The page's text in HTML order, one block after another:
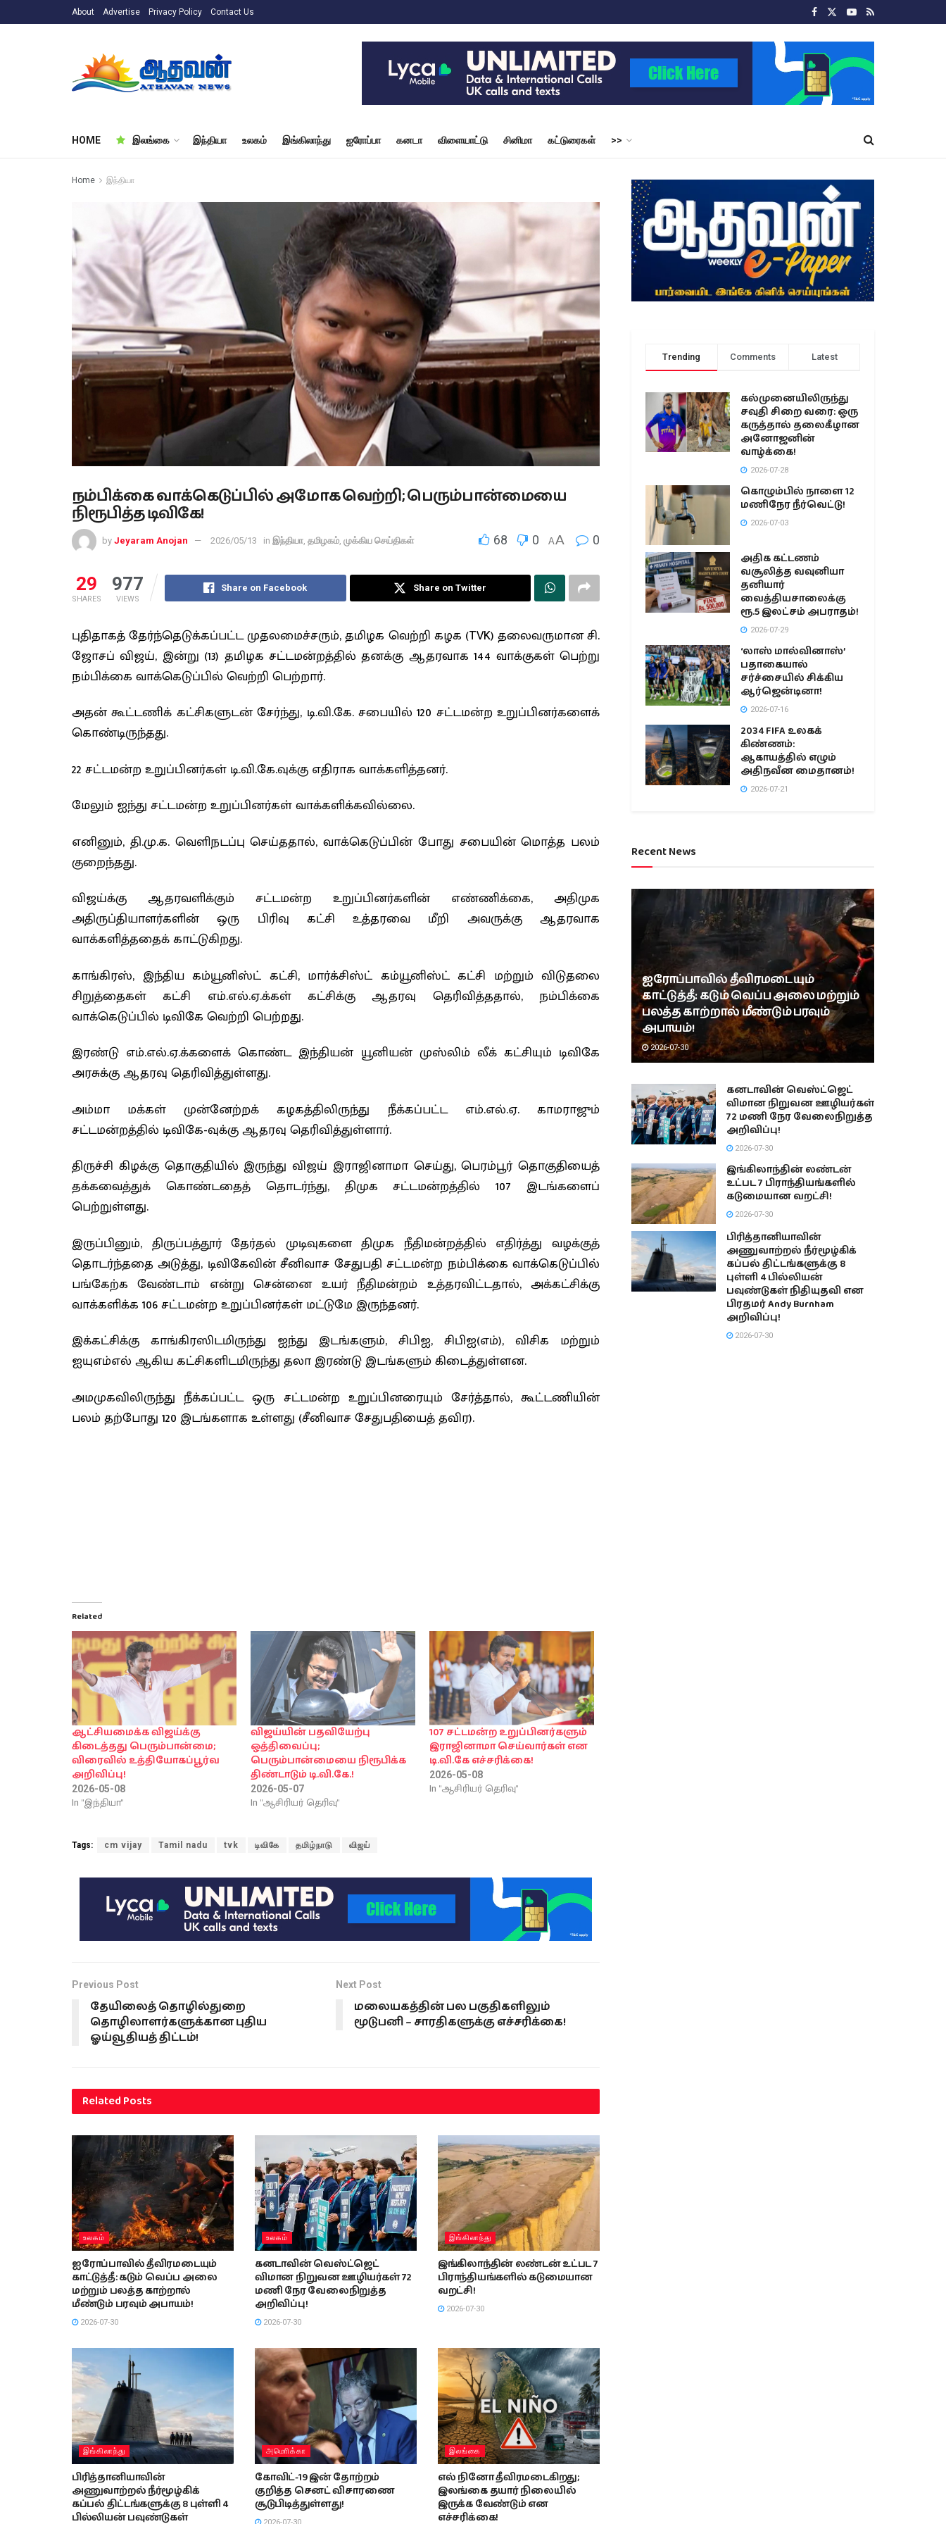
About Advertise Privacy Policy Contact Us
HOME இலங்கை இந்தியா உலகம் இங்கிலாந்து ஐரோப்பா கனடா விளையாட்டு சினிமா கட்டுரைகள் >>
Home இந்தியா
நம்பிக்கை வாக்கெடுப்பில் அமோக வெற்றி; பெரும்பான்மையை
நிரூபித்த டிவிகே!
by Jeyaram Anojan 2026/05/13 in இந்தியா தமிழகம் முக்கிய செய்திகள் 68 0 AA 0
29
SHARES
977
VIEWS
Share on Facebook Share on Twitter
புதிதாகத் தேர்ந்தெடுக்கப்பட்ட முதலமைச்சரும், தமிழக வெற்றி கழக (TVK) தலைவருமான சி.
ஜோசப் விஜய், இன்று (13) தமிழக சட்டமன்றத்தில் தனக்கு ஆதரவாக 144 வாக்குகள் பெற்று
நம்பிக்கை வாக்கெடுப்பில் வெற்றி பெற்றார்.
அதன் கூட்டணிக் கட்சிகளுடன் சேர்ந்து, டி.வி.கே. சபையில் 120 சட்டமன்ற உறுப்பினர்களைக்
கொண்டிருந்தது.
22 சட்டமன்ற உறுப்பினர்கள் டி.வி.கே.வுக்கு எதிராக வாக்களித்தனர்.
மேலும் ஐந்து சட்டமன்ற உறுப்பினர்கள் வாக்களிக்கவில்லை.
எனினும், தி.மு.க. வெளிநடப்பு செய்ததால், வாக்கெடுப்பின் போது சபையின் மொத்த பலம்
குறைந்தது.
விஜய்க்கு ஆதரவளிக்கும் சட்டமன்ற உறுப்பினர்களின் எண்ணிக்கை, அதிமுக
அதிருப்தியாளர்களின் ஒரு பிரிவு கட்சி உத்தரவை மீறி அவருக்கு ஆதரவாக
வாக்களித்ததைக் காட்டுகிறது.
காங்கிரஸ், இந்திய கம்யூனிஸ்ட் கட்சி, மார்க்சிஸ்ட் கம்யூனிஸ்ட் கட்சி மற்றும் விடுதலை
சிறுத்தைகள் கட்சி எம்.எல்.ஏ.க்கள் கட்சிக்கு ஆதரவு தெரிவித்ததால், நம்பிக்கை
வாக்கெடுப்பில் டிவிகே வெற்றி பெற்றது.
இரண்டு எம்.எல்.ஏ.க்களைக் கொண்ட இந்தியன் யூனியன் முஸ்லிம் லீக் கட்சியும் டிவிகே
அரசுக்கு ஆதரவு தெரிவித்துள்ளது.
அம்மா மக்கள் முன்னேற்றக் கழகத்திலிருந்து நீக்கப்பட்ட எம்.எல்.ஏ. காமராஜும்
சட்டமன்றத்தில் டிவிகே-வுக்கு ஆதரவு தெரிவித்துள்ளார்.
திருச்சி கிழக்கு தொகுதியில் இருந்து விஜய் இராஜினாமா செய்து, பெரம்பூர் தொகுதியைத்
தக்கவைத்துக் கொண்டதைத் தொடர்ந்து, திமுக சட்டமன்றத்தில் 107 இடங்களைப்
பெற்றுள்ளது.
இருப்பினும், திருப்பத்தூர் தேர்தல் முடிவுகளை திமுக நீதிமன்றத்தில் எதிர்த்து வழக்குத்
தொடர்ந்ததை அடுத்து, டிவிகேவின் சீனிவாச சேதுபதி சட்டமன்ற நம்பிக்கை வாக்கெடுப்பில்
பங்கேற்க வேண்டாம் என்று சென்னை உயர் நீதிமன்றம் உத்தரவிட்டதால், அக்கட்சிக்கு
வாக்களிக்க 106 சட்டமன்ற உறுப்பினர்கள் மட்டுமே இருந்தனர்.
இக்கட்சிக்கு காங்கிரஸிடமிருந்து ஐந்து இடங்களும், சிபிஐ, சிபிஐ(எம்), விசிக மற்றும்
ஐயுஎம்எல் ஆகிய கட்சிகளிடமிருந்து தலா இரண்டு இடங்களும் கிடைத்துள்ளன.
அமமுகவிலிருந்து நீக்கப்பட்ட ஒரு சட்டமன்ற உறுப்பினரையும் சேர்த்தால், கூட்டணியின்
பலம் தற்போது 120 இடங்களாக உள்ளது (சீனிவாச சேதுபதியைத் தவிர).
Related
ஆட்சியமைக்க விஜய்க்கு
கிடைத்தது பெரும்பான்மை;
விரைவில் உத்தியோகப்பூர்வ
அறிவிப்பு!
2026-05-08
In "இந்தியா"
விஜய்யின் பதவியேற்பு
ஒத்திவைப்பு;
பெரும்பான்மையை நிரூபிக்க
திண்டாடும் டி.வி.கே.!
2026-05-07
In "ஆசிரியர் தெரிவு"
107 சட்டமன்ற உறுப்பினர்களும்
இராஜினாமா செய்வார்கள் என
டி.வி.கே எச்சரிக்கை!
2026-05-08
In "ஆசிரியர் தெரிவு"
Tags: cm vijay Tamil nadu tvk டிவிகே தமிழ்நாடு விஜய்
Previous Post
தேயிலைத் தொழில்துறை
தொழிலாளர்களுக்கான புதிய
ஓய்வூதியத் திட்டம்!
Next Post
மலையகத்தின் பல பகுதிகளிலும்
மூடுபனி – சாரதிகளுக்கு எச்சரிக்கை!
RelatedPosts
உலகம்
ஐரோப்பாவில் தீவிரமடையும்
காட்டுத்தீ: கடும் வெப்ப அலை
மற்றும் பலத்த காற்றால்
மீண்டும் பரவும் அபாயம்!
2026-07-30
உலகம்
கனடாவின் வெஸ்ட்ஜெட்
விமான நிறுவன ஊழியர்கள் 72
மணி நேர வேலைநிறுத்த
அறிவிப்பு!
2026-07-30
இங்கிலாந்து
இங்கிலாந்தின் லண்டன் உட்பட 7
பிராந்தியங்களில் கடுமையான
வறட்சி!
2026-07-30
இங்கிலாந்து
பிரித்தானியாவின்
அணுவாற்றல் நீர்மூழ்கிக்
கப்பல் திட்டங்களுக்கு 8 புள்ளி 4
பில்லியன் பவுண்டுகள்
அமொிக்கா
கோவிட்-19 இன் தோற்றம்
குறித்த செனட் விசாரணை
சூடுபிடித்துள்ளது!
2026-07-30
இலங்கை
எல் நினோ தீவிரமடைகிறது;
இலங்கை தயார் நிலையில்
இருக்க வேண்டும் என
எச்சரிக்கை!
Trending Comments Latest
கல்முனையிலிருந்து
சவுதி சிறை வரை: ஒரு
கருத்தால் தலைகீழான
அனோஜனின்
வாழ்க்கை!
2026-07-28
கொழும்பில் நாளை 12
மணிநேர நீர்வெட்டு!
2026-07-03
அதிக கட்டணம்
வசூலித்த வவுனியா
தனியார்
வைத்தியசாலைக்கு
ரூ.5 இலட்சம் அபராதம்!
2026-07-29
‘லாஸ் மால்வினாஸ்’
பதாகையால்
சர்ச்சையில் சிக்கிய
ஆர்ஜென்டினா!
2026-07-16
2034 FIFA உலகக்
கிண்ணம்:
ஆகாயத்தில் எழும்
அதிநவீன மைதானம்!
2026-07-21
Recent News
ஐரோப்பாவில் தீவிரமடையும்
காட்டுத்தீ: கடும் வெப்ப அலை மற்றும்
பலத்த காற்றால் மீண்டும் பரவும்
அபாயம்!
2026-07-30
கனடாவின் வெஸ்ட்ஜெட்
விமான நிறுவன ஊழியர்கள்
72 மணி நேர வேலைநிறுத்த
அறிவிப்பு!
2026-07-30
இங்கிலாந்தின் லண்டன்
உட்பட 7 பிராந்தியங்களில்
கடுமையான வறட்சி!
2026-07-30
பிரித்தானியாவின்
அணுவாற்றல் நீர்மூழ்கிக்
கப்பல் திட்டங்களுக்கு 8
புள்ளி 4 பில்லியன்
பவுண்டுகள் நிதியுதவி என
பிரதமர் Andy Burnham
அறிவிப்பு!
2026-07-30